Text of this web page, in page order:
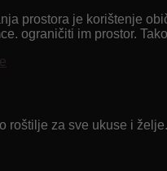
prostora je korištenje
ograničiti im prostor.
roštilje za sve ukuse i